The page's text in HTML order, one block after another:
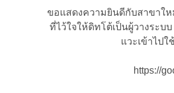
ขอแสดงความยินดีกับสาขาให
ที่ไว้ใจให้ดิทโต้เป็นผู้วางระ
แวะเข้าไป
https://